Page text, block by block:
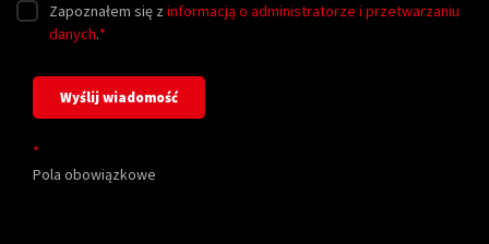
Zapoznałem się z informacją o administratorze i przetwarzaniu
danych.*
*
Pola obowiązkowe